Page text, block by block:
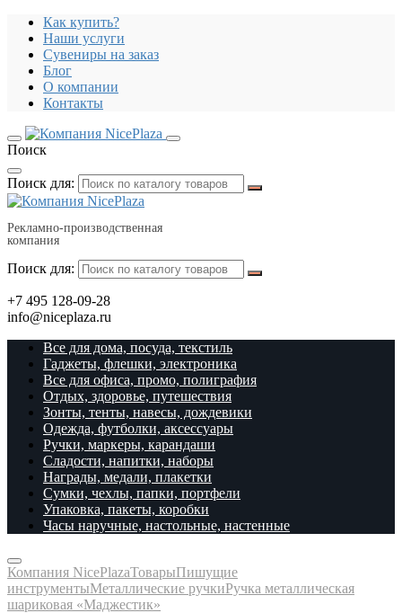
Как купить?
Наши услуги
Сувениры на заказ
Блог
О компании
Контакты
Поиск
Поиск для:
Рекламно-производственная
компания
Поиск для:
+7 495 128-09-28
info@niceplaza.ru
Все для дома, посуда, текстиль
Гаджеты, флешки, электроника
Все для офиса, промо, полиграфия
Отдых, здоровье, путешествия
Зонты, тенты, навесы, дождевики
Одежда, футболки, аксессуары
Ручки, маркеры, карандаши
Сладости, напитки, наборы
Награды, медали, плакетки
Сумки, чехлы, папки, портфели
Упаковка, пакеты, коробки
Часы наручные, настольные, настенные
Компания NicePlazaТоварыПишущие
инструментыМеталлические ручкиРучка металлическая
шариковая «Маджестик»